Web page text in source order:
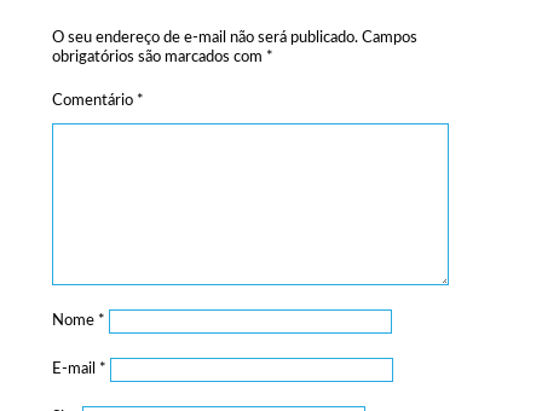
O seu endereço de e-mail não será publicado. Campos
obrigatórios são marcados com *
Comentário *
Nome *
E-mail *